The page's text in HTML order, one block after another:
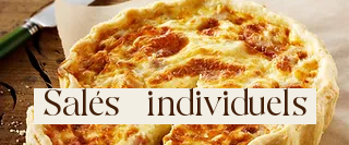
Salés individuels